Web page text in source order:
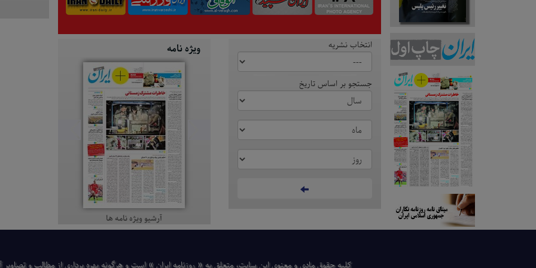
انتخاب نشریه
جستجو بر اساس تاریخ
ویژه نامه
آرشیو ویژه نامه ها
كلیه حقوق مادی و معنوی این سایت، متعلق به « روزنامه ایران » است و هرگونه بهره ‌برداری از مطالب و تصاویر